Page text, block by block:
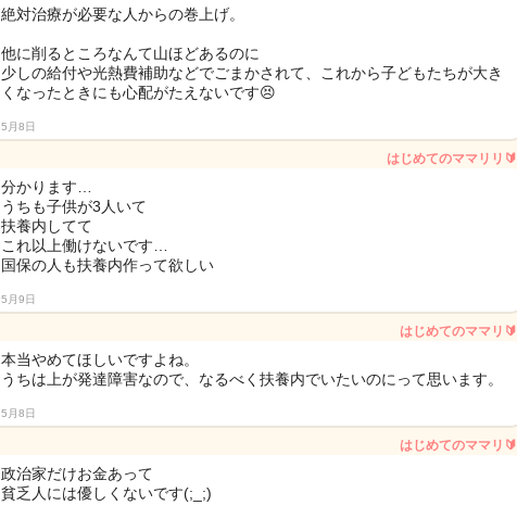
絶対治療が必要な人からの巻上げ。
他に削るところなんて山ほどあるのに
少しの給付や光熱費補助などでごまかされて、これから子どもたちが大き
くなったときにも心配がたえないです😣
5月8日
はじめてのママリリ🔰
分かります…
うちも子供が3人いて
扶養内してて
これ以上働けないです…
国保の人も扶養内作って欲しい
5月9日
はじめてのママリ🔰
本当やめてほしいですよね。
うちは上が発達障害なので、なるべく扶養内でいたいのにって思います。
5月8日
はじめてのママリ🔰
政治家だけお金あって
貧乏人には優しくないです(;_;)